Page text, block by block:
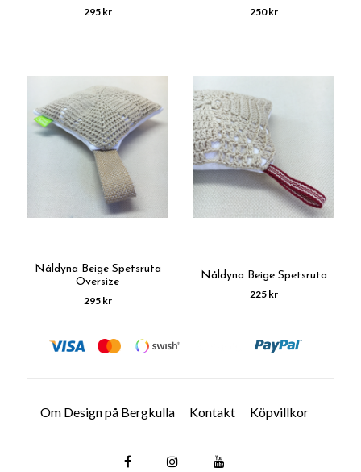
295 kr
250 kr
Nåldyna Beige Spetsruta
Oversize
295 kr
Nåldyna Beige Spetsruta
225 kr
Om Design på Bergkulla Kontakt Köpvillkor